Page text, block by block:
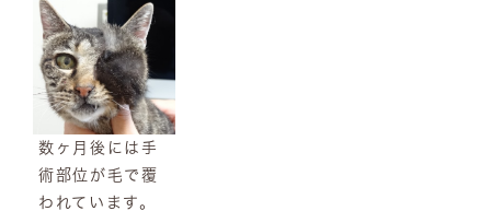
数ヶ月後には手
術部位が毛で覆
われています。